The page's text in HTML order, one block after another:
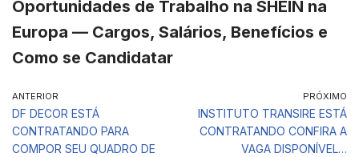
Oportunidades de Trabalho na SHEIN na
Europa — Cargos, Salários, Benefícios e
Como se Candidatar
ANTERIOR
DF DECOR ESTÁ
CONTRATANDO PARA
COMPOR SEU QUADRO DE
PRÓXIMO
INSTITUTO TRANSIRE ESTÁ
CONTRATANDO CONFIRA A
VAGA DISPONÍVEL…